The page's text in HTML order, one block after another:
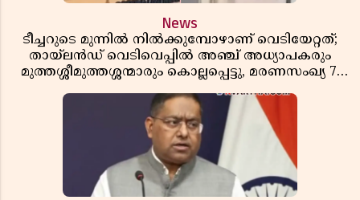
News
ടീച്ചറുടെ മുന്നിൽ നിൽക്കുമ്പോഴാണ് വെടിയേറ്റത്;
തായ്‌ലൻഡ് വെടിവെപ്പിൽ അഞ്ച് അധ്യാപകരും
മുത്തശ്ശീമുത്തശ്ശന്മാരും കൊല്ലപ്പെട്ടു, മരണസംഖ്യ 7;